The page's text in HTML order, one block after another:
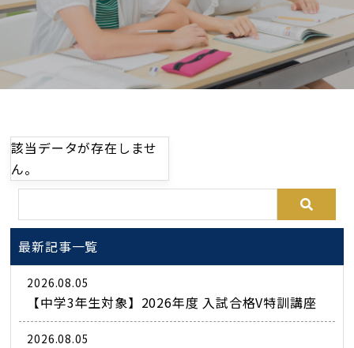
該当データが存在しませ
ん。
最新記事一覧
2026.08.05
【中学3年生対象】2026年度 入試合格V特訓講座
2026.08.05